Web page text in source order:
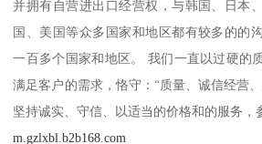
并拥有自营进出口经营权，与韩国、日本
国、美国等众多国家和地区都有较多的的
一百多个国家和地区。 我们一直以过硬的
满足客户的需求，恪守：“质量、诚信经营
坚持诚实、守信、以适当的价格和的服务，
m.gzlxbl.b2b168.com